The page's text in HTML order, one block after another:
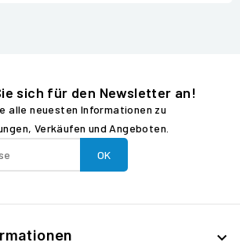
sich für den Newsletter an!
alle neuesten Informationen zu
Verkäufen und Angeboten.
